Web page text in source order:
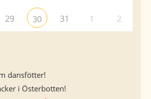
29 30 31 1 2
dansfötter!
i Österbotten!